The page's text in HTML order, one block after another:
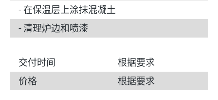
- 在保温层上涂抹混凝土
- 清理炉边和喷漆
交付时间
根据要求
价格
根据要求